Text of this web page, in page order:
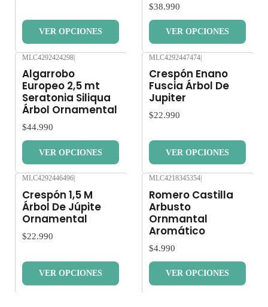
VER OPCIONES
$38.990
VER OPCIONES
MLC4292424298
Algarrobo
Europeo 2,5 mt
Seratonia Siliqua
Árbol Ornamental
$44.990
VER OPCIONES
MLC4292447474
Crespón Enano
Fuscia Árbol De
Jupiter
$22.990
VER OPCIONES
MLC4292446496
Crespón 1,5 M
Árbol De Júpite
Ornamental
$22.990
VER OPCIONES
MLC4218345354
Romero Castilla
Arbusto
Ornmantal
Aromático
$4.990
VER OPCIONES